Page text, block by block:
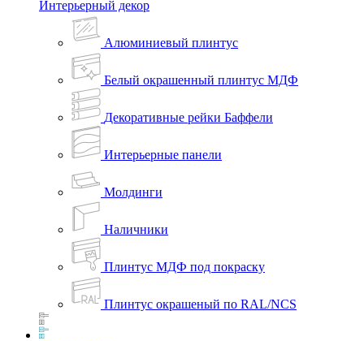
Интерьерный декор
Алюминиевый плинтус
Белый окрашенный плинтус МДФ
Декоративные рейки Баффели
Интерьерные панели
Молдинги
Наличники
Плинтус МДФ под покраску
Плинтус окрашеный по RAL/NCS